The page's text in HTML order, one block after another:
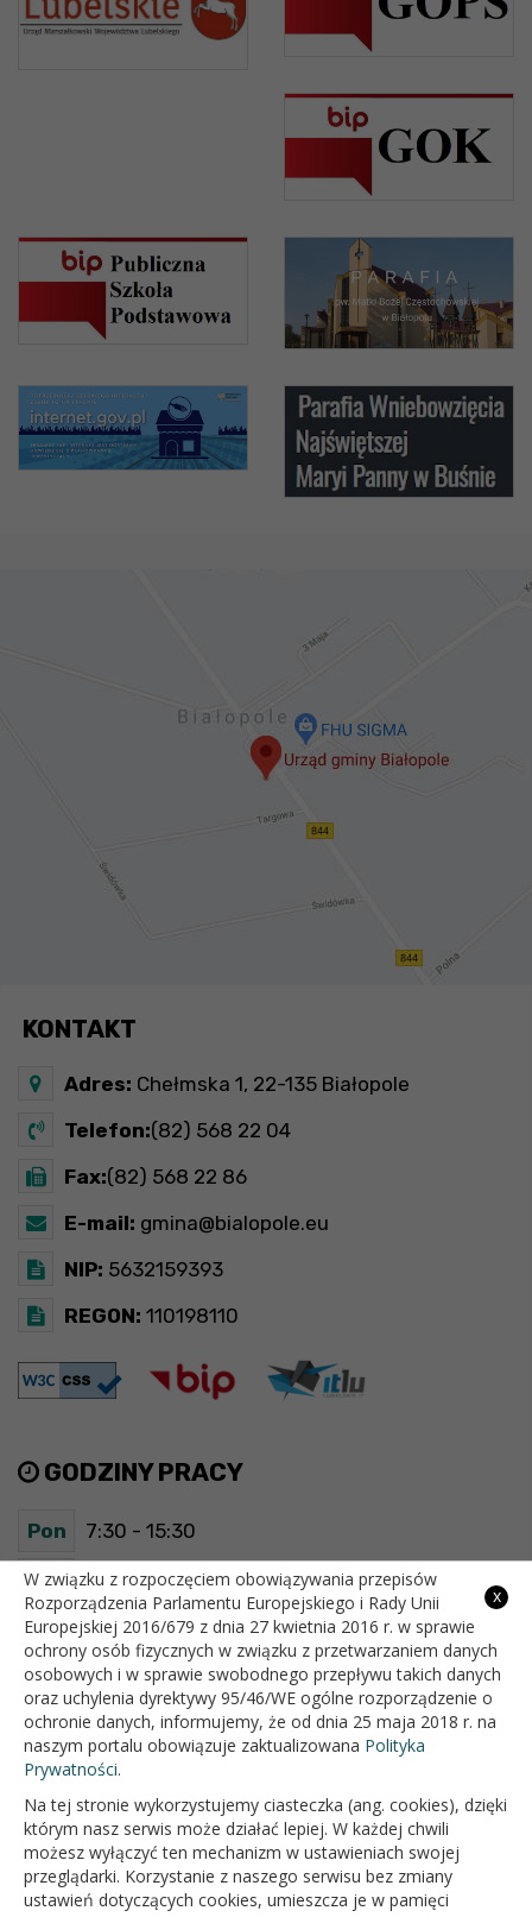
KONTAKT
Adres: Chełmska 1, 22-135 Białopole
Telefon:(82) 568 22 04
Fax:(82) 568 22 86
E-mail: gmina@bialopole.eu
NIP: 5632159393
REGON: 110198110
GODZINY PRACY
Pon 7:30 - 15:30
Wt 7:30 - 15:30
Śr 7:30 - 15:30
Czw 7:30 - 15:30
Pt 7:30 - 15:30
OFICJALNY SERWIS INTERNETOWY GMINY BIAŁOPOLE
x
W związku z rozpoczęciem obowiązywania przepisów
Rozporządzenia Parlamentu Europejskiego i Rady Unii
Europejskiej 2016/679 z dnia 27 kwietnia 2016 r. w sprawie
ochrony osób fizycznych w związku z przetwarzaniem danych
osobowych i w sprawie swobodnego przepływu takich danych
oraz uchylenia dyrektywy 95/46/WE ogólne rozporządzenie o
ochronie danych, informujemy, że od dnia 25 maja 2018 r. na
naszym portalu obowiązuje zaktualizowana Polityka
Prywatności.
Na tej stronie wykorzystujemy ciasteczka (ang. cookies), dzięki
którym nasz serwis może działać lepiej. W każdej chwili
możesz wyłączyć ten mechanizm w ustawieniach swojej
przeglądarki. Korzystanie z naszego serwisu bez zmiany
ustawień dotyczących cookies, umieszcza je w pamięci